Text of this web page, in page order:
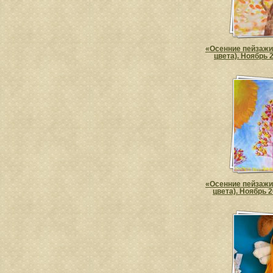
«Осенние
цвета). Ноябрь
«Осенние
цвета). Ноябрь